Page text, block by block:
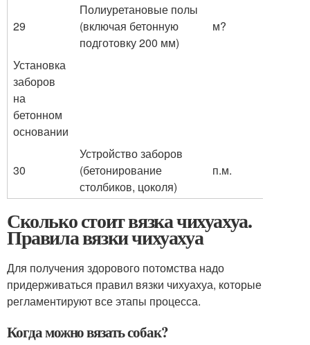
29
Полиуретановые полы
(включая бетонную
подготовку 200 мм)
м?
Установка
заборов
на
бетонном
основании
30
Устройство заборов
(бетонирование
столбиков, цоколя)
п.м.
Сколько стоит вязка чихуахуа.
Правила вязки чихуахуа
Для получения здорового потомства надо
придерживаться правил вязки чихуахуа, которые
регламентируют все этапы процесса.
Когда можно вязать собак?